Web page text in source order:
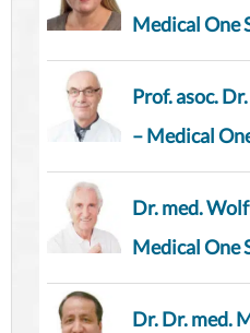
Medical One
Prof. asoc.
– Medical
Dr. med.
Medical One
Dr. Dr. med.